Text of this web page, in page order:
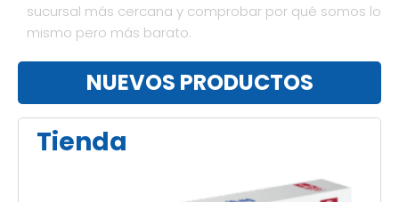
sucursal más cercana y comprobar por qué somos lo
mismo pero más barato.
NUEVOS PRODUCTOS
Tienda